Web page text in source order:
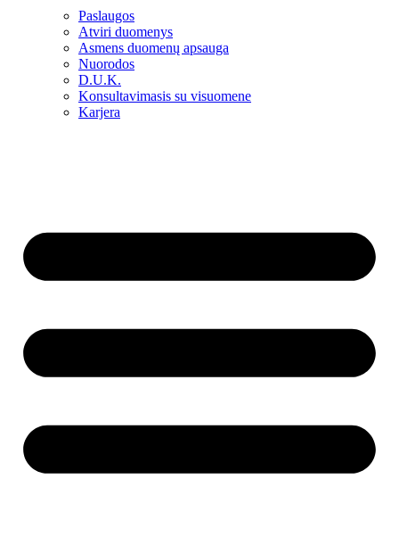
Paslaugos
Atviri duomenys
Asmens duomenų apsauga
Nuorodos
D.U.K.
Konsultavimasis su visuomene
Karjera